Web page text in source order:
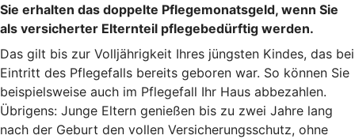
Sie erhalten das doppelte Pflegemonatsgeld, wenn Sie
als versicherter Elternteil pflegebedürftig werden.
Das gilt bis zur Volljährigkeit Ihres jüngsten Kindes, das bei
Eintritt des Pflegefalls bereits geboren war. So können Sie
beispielsweise auch im Pflegefall Ihr Haus abbezahlen.
Übrigens: Junge Eltern genießen bis zu zwei Jahre lang
nach der Geburt den vollen Versicherungsschutz, ohne